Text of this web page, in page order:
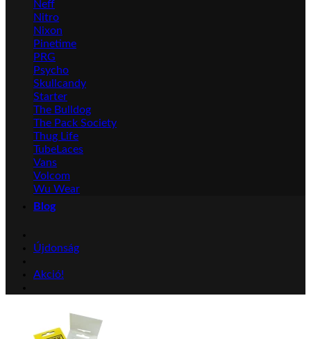
Neff
Nitro
Nixon
Pinetime
PRG
Psycho
Skullcandy
Starter
The Bulldog
The Pack Society
Thug Life
TubeLaces
Vans
Volcom
Wu Wear
Blog
Újdonság
Akció!